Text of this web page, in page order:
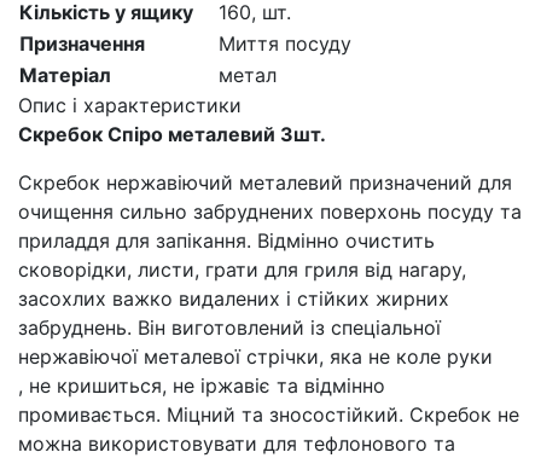
Кількість у ящику 160, шт.
Призначення
Миття посуду
Матеріал
метал
Опис і характеристики
Скребок Спіро металевий 3шт.
Скребок нержавіючий металевий призначений для
очищення сильно забруднених поверхонь посуду та
приладдя для запікання. Відмінно очистить
сковорідки, листи, грати для гриля від нагару,
засохлих важко видалених і стійких жирних
забруднень. Він виготовлений із спеціальної
нержавіючої металевої стрічки, яка не коле руки
, не кришиться, не іржавіє та відмінно
промивається. Міцний та зносостійкий. Скребок не
можна використовувати для тефлонового та